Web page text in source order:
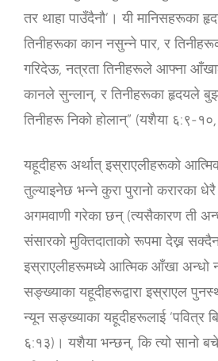
तर थाहा पाउँदैनौ’। यी मानिसहरूका
तिनीहरूका कान नसुन्‍ने पार, र
गरिदेऊ, नत्रता तिनीहरूले आफ्‍ना
कानले सुन्‍लान्, र तिनीहरूका हृदयले
तिनीहरू निको होलान्” (यशैया ६:९-१०,
यहूदीहरू अर्थात् इस्राएलीहरूको
तुल्याइनेछ भन्‍ने कुरा पुरानो करारका
अगमवाणी गरेका छन् (त्यसैकारण ती
संसारको मुक्तिदाताको रूपमा देख्न
इस्राएलीहरूमध्ये आत्मिक आँखा अन्धो
सङ्ख्याका यहूदीहरूद्वारा इस्राएल
न्यून सङ्ख्याका यहूदीहरूलाई ‘पवित्र
६:१३)। यशैया भन्छन्, कि त्यो सानो